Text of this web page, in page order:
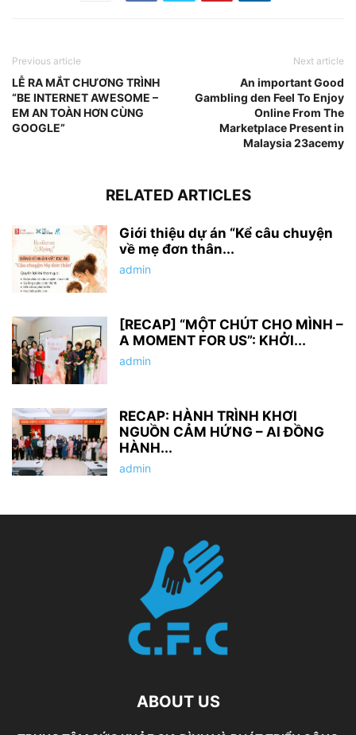
Previous article
LỄ RA MẮT CHƯƠNG TRÌNH
“BE INTERNET AWESOME –
EM AN TOÀN HƠN CÙNG
GOOGLE”
Next article
An important Good
Gambling den Feel To Enjoy
Online From The
Marketplace Present in
Malaysia 23acemy
RELATED ARTICLES
Giới thiệu dự án “Kể câu chuyện
về mẹ đơn thân...
admin
[RECAP] “MỘT CHÚT CHO MÌNH –
A MOMENT FOR US”: KHỞI...
admin
RECAP: HÀNH TRÌNH KHƠI
NGUỒN CẢM HỨNG – AI ĐỒNG
HÀNH...
admin
ABOUT US